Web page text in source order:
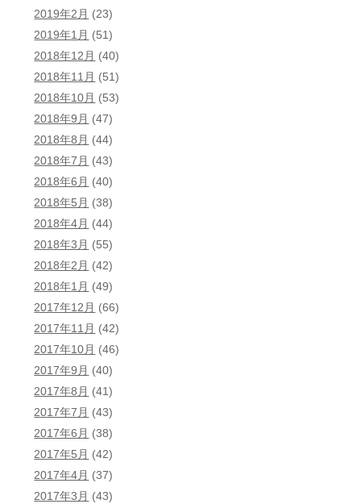
2019年2月 (23)
2019年1月 (51)
2018年12月 (40)
2018年11月 (51)
2018年10月 (53)
2018年9月 (47)
2018年8月 (44)
2018年7月 (43)
2018年6月 (40)
2018年5月 (38)
2018年4月 (44)
2018年3月 (55)
2018年2月 (42)
2018年1月 (49)
2017年12月 (66)
2017年11月 (42)
2017年10月 (46)
2017年9月 (40)
2017年8月 (41)
2017年7月 (43)
2017年6月 (38)
2017年5月 (42)
2017年4月 (37)
2017年3月 (43)